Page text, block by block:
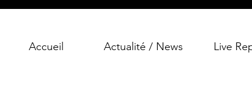
Accueil Actualité / News Live